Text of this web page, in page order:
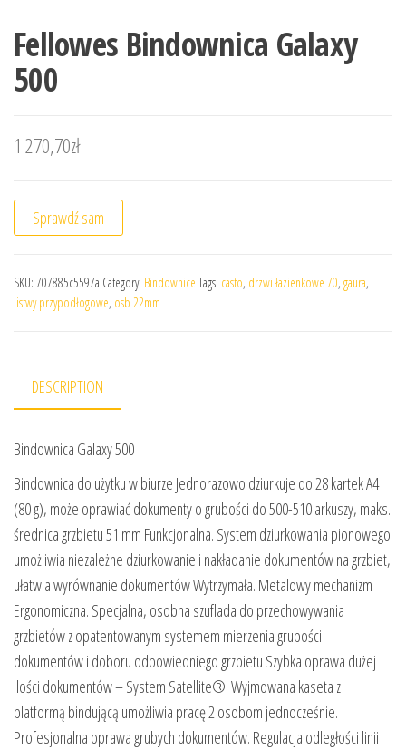
Fellowes Bindownica Galaxy
500
1 270,70zł
Sprawdź sam
SKU: 707885c5597a Category: Bindownice Tags: casto, drzwi łazienkowe 70, gaura,
listwy przypodłogowe, osb 22mm
DESCRIPTION
Bindownica Galaxy 500
Bindownica do użytku w biurze Jednorazowo dziurkuje do 28 kartek A4
(80 g), może oprawiać dokumenty o grubości do 500-510 arkuszy, maks.
średnica grzbietu 51 mm Funkcjonalna. System dziurkowania pionowego
umożliwia niezależne dziurkowanie i nakładanie dokumentów na grzbiet,
ułatwia wyrównanie dokumentów Wytrzymała. Metalowy mechanizm
Ergonomiczna. Specjalna, osobna szuflada do przechowywania
grzbietów z opatentowanym systemem mierzenia grubości
dokumentów i doboru odpowiedniego grzbietu Szybka oprawa dużej
ilości dokumentów – System Satellite®. Wyjmowana kaseta z
platformą bindującą umożliwia pracę 2 osobom jednocześnie.
Profesjonalna oprawa grubych dokumentów. Regulacja odległości linii